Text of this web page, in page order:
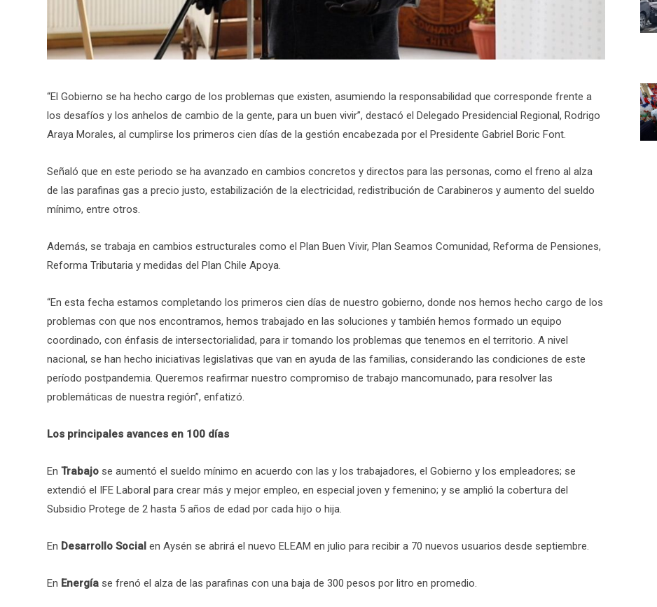
“El Gobierno se ha hecho cargo de los problemas que existen, asumiendo la responsabilidad que corresponde frente a
los desafíos y los anhelos de cambio de la gente, para un buen vivir”, destacó el Delegado Presidencial Regional, Rodrigo
Araya Morales, al cumplirse los primeros cien días de la gestión encabezada por el Presidente Gabriel Boric Font.
Señaló que en este periodo se ha avanzado en cambios concretos y directos para las personas, como el freno al alza
de las parafinas gas a precio justo, estabilización de la electricidad, redistribución de Carabineros y aumento del sueldo
mínimo, entre otros.
Además, se trabaja en cambios estructurales como el Plan Buen Vivir, Plan Seamos Comunidad, Reforma de Pensiones,
Reforma Tributaria y medidas del Plan Chile Apoya.
“En esta fecha estamos completando los primeros cien días de nuestro gobierno, donde nos hemos hecho cargo de los
problemas con que nos encontramos, hemos trabajado en las soluciones y también hemos formado un equipo
coordinado, con énfasis de intersectorialidad, para ir tomando los problemas que tenemos en el territorio. A nivel
nacional, se han hecho iniciativas legislativas que van en ayuda de las familias, considerando las condiciones de este
período postpandemia. Queremos reafirmar nuestro compromiso de trabajo mancomunado, para resolver las
problemáticas de nuestra región”, enfatizó.
Los principales avances en 100 días
En Trabajo se aumentó el sueldo mínimo en acuerdo con las y los trabajadores, el Gobierno y los empleadores; se
extendió el IFE Laboral para crear más y mejor empleo, en especial joven y femenino; y se amplió la cobertura del
Subsidio Protege de 2 hasta 5 años de edad por cada hijo o hija.
En Desarrollo Social en Aysén se abrirá el nuevo ELEAM en julio para recibir a 70 nuevos usuarios desde septiembre.
En Energía se frenó el alza de las parafinas con una baja de 300 pesos por litro en promedio.